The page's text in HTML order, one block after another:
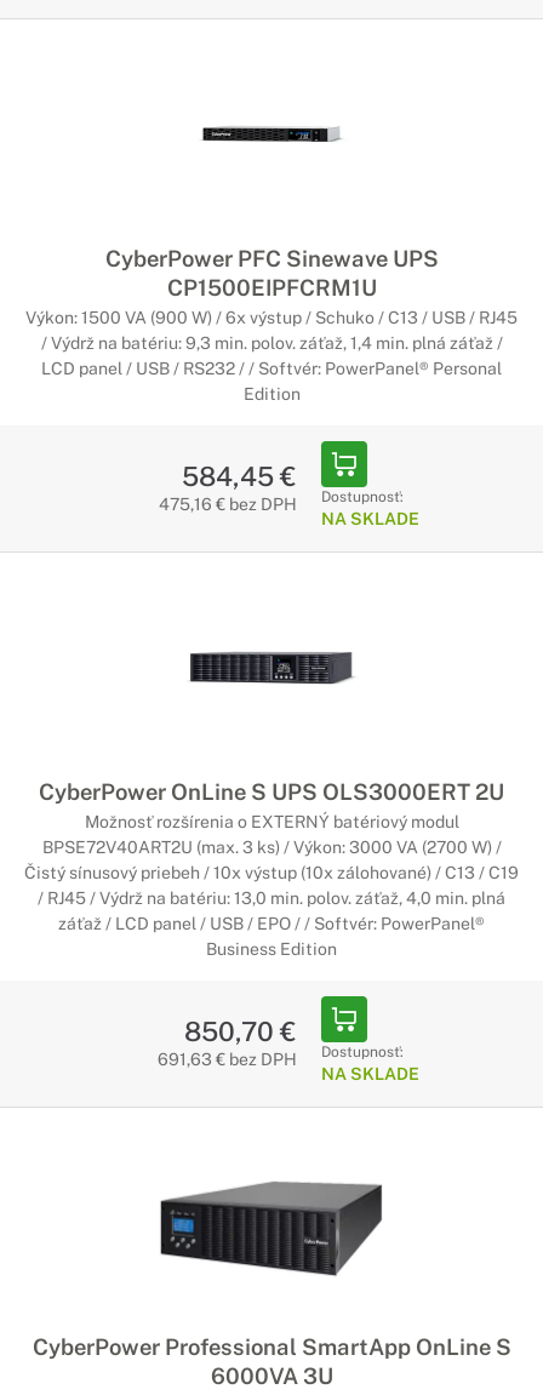
CyberPower PFC Sinewave UPS
CP1500EIPFCRM1U
Výkon: 1500 VA (900 W) / 6x výstup / Schuko / C13 / USB / RJ45
/ Výdrž na batériu: 9,3 min. polov. záťaž, 1,4 min. plná záťaž /
LCD panel / USB / RS232 / / Softvér: PowerPanel® Personal
Edition
584,45 €
475,16 € bez DPH Dostupnosť:
NA SKLADE
CyberPower OnLine S UPS OLS3000ERT 2U
Možnosť rozšírenia o EXTERNÝ batériový modul
BPSE72V40ART2U (max. 3 ks) / Výkon: 3000 VA (2700 W) /
Čistý sínusový priebeh / 10x výstup (10x zálohované) / C13 / C19
/ RJ45 / Výdrž na batériu: 13,0 min. polov. záťaž, 4,0 min. plná
záťaž / LCD panel / USB / EPO / / Softvér: PowerPanel®
Business Edition
850,70 €
691,63 € bez DPH Dostupnosť:
NA SKLADE
CyberPower Professional SmartApp OnLine S
6000VA 3U